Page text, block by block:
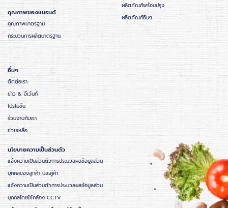
คุณภาพของแบรนด์
คุณภาพมาตรฐาน
กระบวนการผลิตมาตรฐาน
ผลิตภัณฑ์พร้อมปรุง
ผลิตภัณฑ์อื่นๆ
อื่นๆ
ติดต่อเรา
ข่าว & อีเว้นท์
โปรโมชั่น
ร่วมงานกับเรา
ช่วยเหลือ
นโยบายความเป็นส่วนตัว
แจ้งความเป็นส่วนตัวการประมวลผลข้อมูลส่วน
บุคคลของลูกค้า และคู่ค้า
แจ้งความเป็นส่วนตัวการประมวลผลข้อมูลส่วน
บุคคลโดยใช้กล้อง CCTV